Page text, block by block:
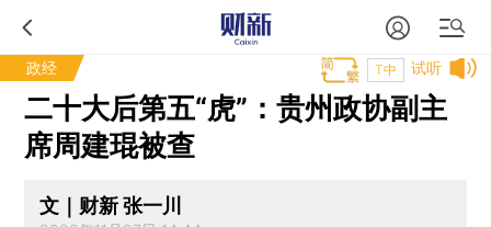
政经 试听
T中
二十大后第五“虎”：贵州政协副主
席周建琨被查
文｜财新 张一川